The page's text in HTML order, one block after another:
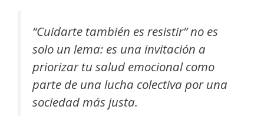
“Cuidarte también es resistir” no es
solo un lema: es una invitación a
priorizar tu salud emocional como
parte de una lucha colectiva por una
sociedad más justa.